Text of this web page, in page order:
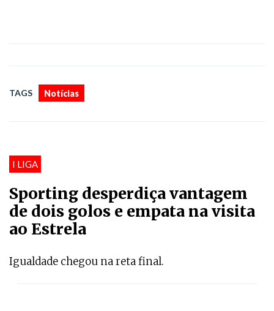
TAGS Notícias
I LIGA
Sporting desperdiça vantagem
de dois golos e empata na visita
ao Estrela
Igualdade chegou na reta final.